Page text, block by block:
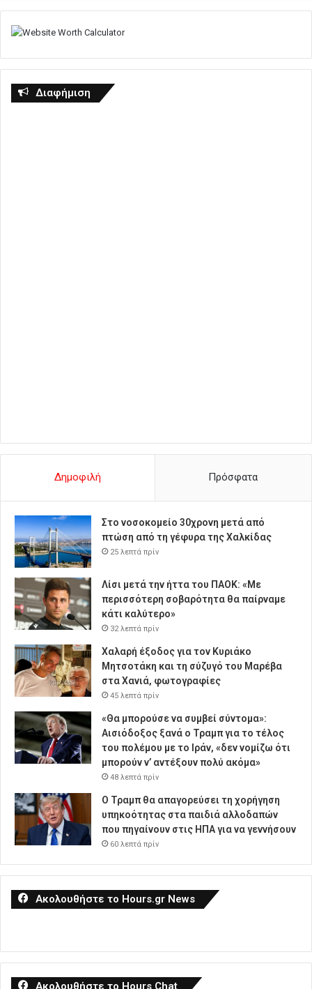
Διαφήμιση
Δημοφιλή Πρόσφατα
Στο νοσοκομείο 30χρονη μετά από
πτώση από τη γέφυρα της Χαλκίδας
25 λεπτά πρίν
Λίσι μετά την ήττα του ΠΑΟΚ: «Με
περισσότερη σοβαρότητα θα παίρναμε
κάτι καλύτερο»
32 λεπτά πρίν
Χαλαρή έξοδος για τον Κυριάκο
Μητσοτάκη και τη σύζυγό του Μαρέβα
στα Χανιά, φωτογραφίες
45 λεπτά πρίν
«Θα μπορούσε να συμβεί σύντομα»:
Αισιόδοξος ξανά ο Τραμπ για το τέλος
του πολέμου με το Ιράν, «δεν νομίζω ότι
μπορούν ν’ αντέξουν πολύ ακόμα»
48 λεπτά πρίν
Ο Τραμπ θα απαγορεύσει τη χορήγηση
υπηκοότητας στα παιδιά αλλοδαπών
που πηγαίνουν στις ΗΠΑ για να γεννήσουν
60 λεπτά πρίν
Ακολουθήστε το Hours.gr News
Ακολουθήστε το Hours Chat